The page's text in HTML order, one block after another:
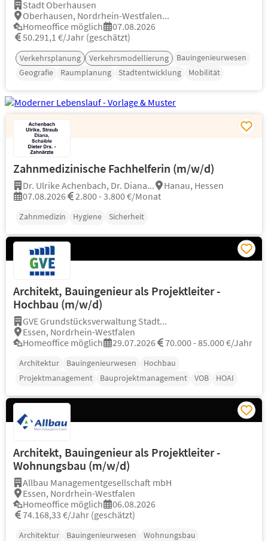
Stadt Oberhausen
Oberhausen, Nordrhein-Westfalen...
Homeoffice möglich
07.08.2026
50.291,1 €/Jahr (geschätzt)
Verkehrsplanung Verkehrsmodellierung
Bauingenieurwesen
Geografie
Raumplanung Stadtentwicklung Mobilität
Zahnmedizinische Fachhelferin (m/w/d)
Dr. Ulrike Achenbach, Dr. Diana...
Hanau, Hessen
07.08.2026
2.800 - 3.800 €/Monat
Zahnmedizin Hygiene Sicherheit
Architekt, Bauingenieur als Projektleiter -
Hochbau (m/w/d)
GVE Grundstücksverwaltung Stadt...
Essen, Nordrhein-Westfalen
Homeoffice möglich
29.07.2026 70.000 - 85.000 €/Jahr
Architektur Bauingenieurwesen
Hochbau
Projektmanagement
Bauprojektmanagement VOB HOAI
Architekt, Bauingenieur als Projektleiter -
Wohnungsbau (m/w/d)
Allbau Managementgesellschaft mbH
Essen, Nordrhein-Westfalen
Homeoffice möglich
06.08.2026
74.168,33 €/Jahr (geschätzt)
Architektur Bauingenieurwesen
Wohnungsbau